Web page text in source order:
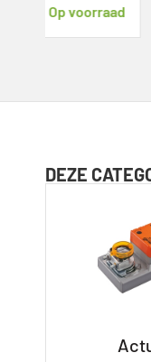
599,31€
DEZE